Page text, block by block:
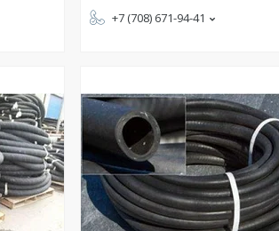
+7 (708) 671-94-41